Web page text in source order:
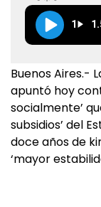
1
Buenos Aires.-
apuntó hoy
socialmente’
subsidios’ del
doce años de
‘mayor